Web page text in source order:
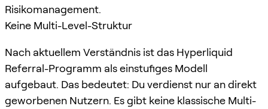
Risikomanagement.
Keine Multi-Level-Struktur
Nach aktuellem Verständnis ist das Hyperliquid
Referral-Programm als einstufiges Modell
aufgebaut. Das bedeutet: Du verdienst nur an direkt
geworbenen Nutzern. Es gibt keine klassische Multi-